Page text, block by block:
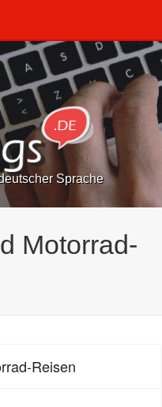
Sprache
Motorrad-
Reisen